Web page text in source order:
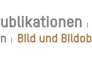
|
| Bild und